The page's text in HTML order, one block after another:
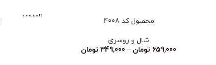
محصول کد 4008
شال و روسری
659,000 تومان –
349,000 تومان
ناموجود